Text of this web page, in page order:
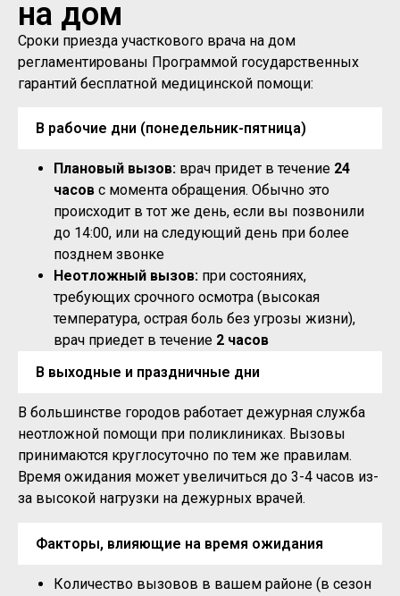
на дом
Сроки приезда участкового врача на дом
регламентированы Программой государственных
гарантий бесплатной медицинской помощи:
В рабочие дни (понедельник-пятница)
Плановый вызов: врач придет в течение 24
часов с момента обращения. Обычно это
происходит в тот же день, если вы позвонили
до 14:00, или на следующий день при более
позднем звонке
Неотложный вызов: при состояниях,
требующих срочного осмотра (высокая
температура, острая боль без угрозы жизни),
врач приедет в течение 2 часов
В выходные и праздничные дни
В большинстве городов работает дежурная служба
неотложной помощи при поликлиниках. Вызовы
принимаются круглосуточно по тем же правилам.
Время ожидания может увеличиться до 3-4 часов из-
за высокой нагрузки на дежурных врачей.
Факторы, влияющие на время ожидания
Количество вызовов в вашем районе (в сезон